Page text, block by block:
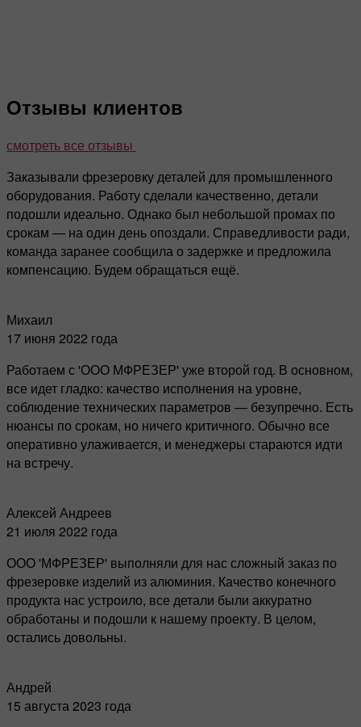
Отзывы клиентов
смотреть все отзывы
Заказывали фрезеровку деталей для промышленного
оборудования. Работу сделали качественно, детали
подошли идеально. Однако был небольшой промах по
срокам — на один день опоздали. Справедливости ради,
команда заранее сообщила о задержке и предложила
компенсацию. Будем обращаться ещё.
Михаил
17 июня 2022 года
Работаем с 'ООО МФРЕЗЕР' уже второй год. В основном,
все идет гладко: качество исполнения на уровне,
соблюдение технических параметров — безупречно. Есть
нюансы по срокам, но ничего критичного. Обычно все
оперативно улаживается, и менеджеры стараются идти
на встречу.
Алексей Андреев
21 июля 2022 года
ООО 'МФРЕЗЕР' выполняли для нас сложный заказ по
фрезеровке изделий из алюминия. Качество конечного
продукта нас устроило, все детали были аккуратно
обработаны и подошли к нашему проекту. В целом,
остались довольны.
Андрей
15 августа 2023 года